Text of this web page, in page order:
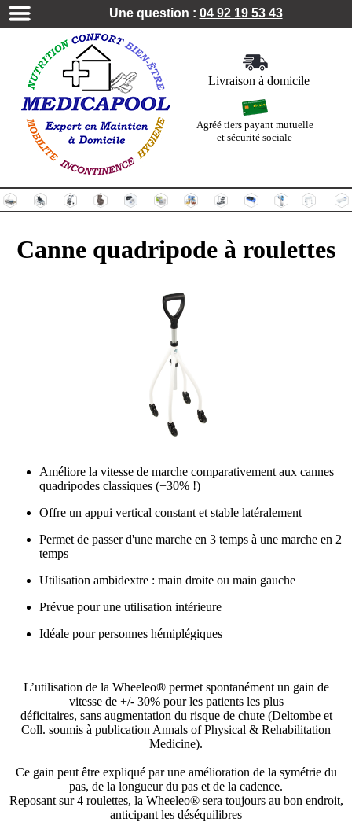
Une question : 04 92 19 53 43
Livraison à domicile
Agréé tiers payant mutuelle
et sécurité sociale
Canne quadripode à roulettes
Améliore la vitesse de marche comparativement aux cannes
quadripodes classiques (+30% !)
Offre un appui vertical constant et stable latéralement
Permet de passer d'une marche en 3 temps à une marche en 2
temps
Utilisation ambidextre : main droite ou main gauche
Prévue pour une utilisation intérieure
Idéale pour personnes hémiplégiques
L’utilisation de la Wheeleo® permet spontanément un gain de
vitesse de +/- 30% pour les patients les plus
déficitaires, sans augmentation du risque de chute (Deltombe et
Coll. soumis à publication Annals of Physical & Rehabilitation
Medicine).
Ce gain peut être expliqué par une amélioration de la symétrie du
pas, de la longueur du pas et de la cadence.
Reposant sur 4 roulettes, la Wheeleo® sera toujours au bon endroit,
anticipant les déséquilibres